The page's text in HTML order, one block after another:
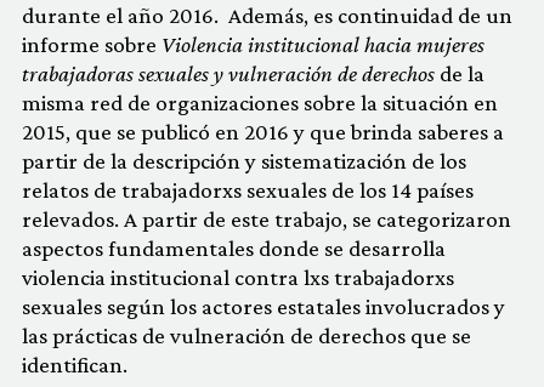
durante el año 2016. Además, es continuidad de un
informe sobre Violencia institucional hacia mujeres
trabajadoras sexuales y vulneración de derechos de la
misma red de organizaciones sobre la situación en
2015, que se publicó en 2016 y que brinda saberes a
partir de la descripción y sistematización de los
relatos de trabajadorxs sexuales de los 14 países
relevados. A partir de este trabajo, se categorizaron
aspectos fundamentales donde se desarrolla
violencia institucional contra lxs trabajadorxs
sexuales según los actores estatales involucrados y
las prácticas de vulneración de derechos que se
identifican.